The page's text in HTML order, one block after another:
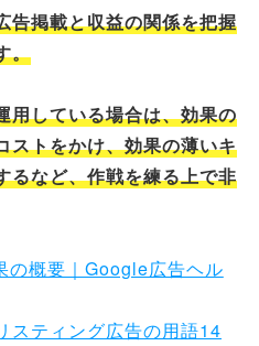
告掲載と収益の関係を把握
。
用している場合は、効果の
ストをかけ、効果の薄いキ
るなど、作戦を練る上で非
の概要｜Google広告ヘル
スティング広告の用語14